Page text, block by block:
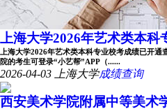
上海大学2026年艺术类本科
上海大学2026年艺术类本科专业校考成绩已开
院的考生可登录“小艺帮”APP（......
2026-04-03 上海大学成绩查询
西安美术学院附属中等美术